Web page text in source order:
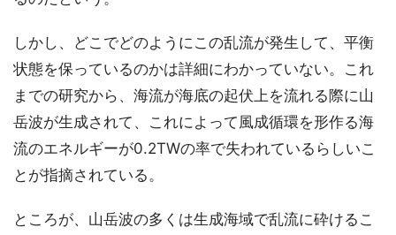
しかし、どこでどのようにこの乱流が発生して、平衡
状態を保っているのかは詳細にわかっていない。これ
までの研究から、海流が海底の起伏上を流れる際に山
岳波が生成されて、これによって風成循環を形作る海
流のエネルギーが0.2TWの率で失われているらしいこ
とが指摘されている。
ところが、山岳波の多くは生成海域で乱流に砕けるこ